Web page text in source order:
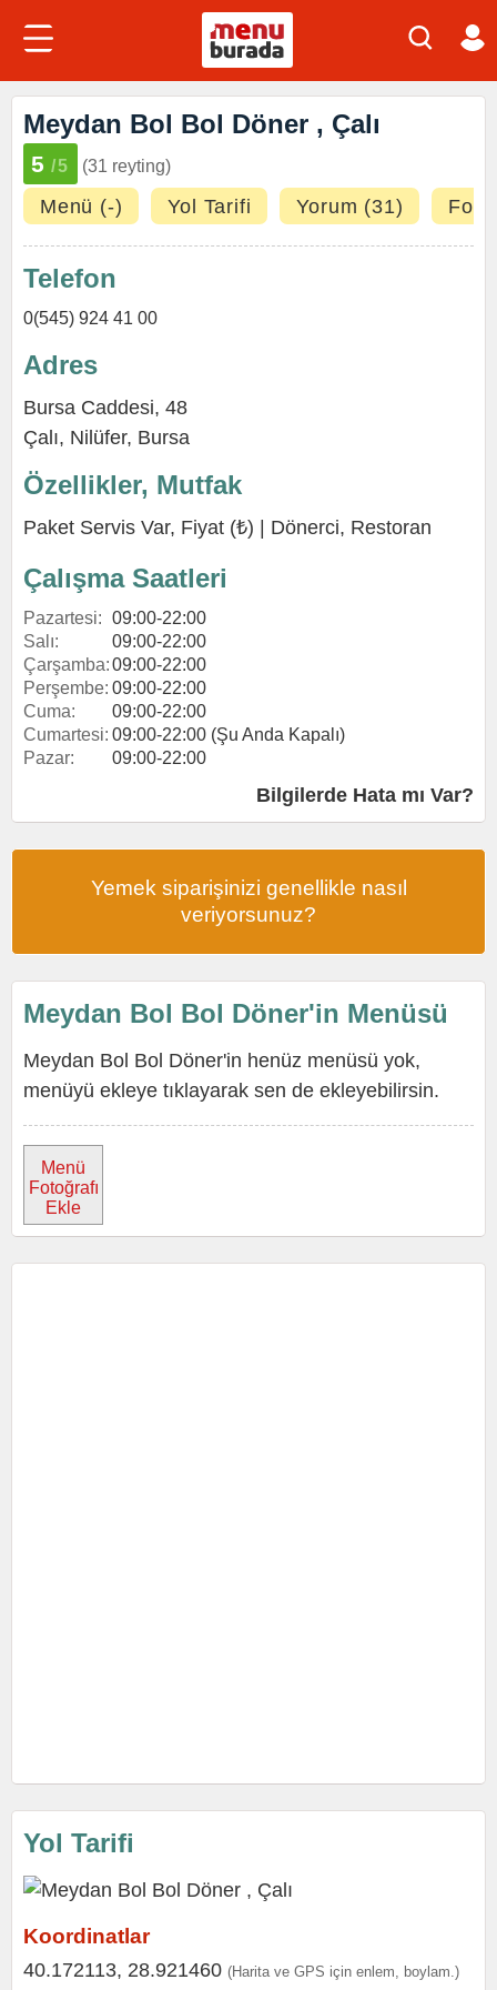
Meydan Bol Bol Döner , Çalı
5 /5 (31 reyting)
Menü (-) Yol Tarifi Yorum (31)
Telefon
0(545) 924 41 00
Adres
Bursa Caddesi, 48
Çalı, Nilüfer, Bursa
Özellikler, Mutfak
Paket Servis Var, Fiyat (₺) | Dönerci, Restoran
Çalışma Saatleri
Pazartesi: 09:00-22:00
Salı:
09:00-22:00
Çarşamba:09:00-22:00
Perşembe: 09:00-22:00
Cuma:
09:00-22:00
Cumartesi: 09:00-22:00 (Şu Anda Kapalı)
Pazar:
09:00-22:00
Bilgilerde Hata mı Var?
Yemek siparişinizi genellikle nasıl
veriyorsunuz?
Meydan Bol Bol Döner'in Menüsü
Meydan Bol Bol Döner'in henüz menüsü yok,
menüyü ekleye tıklayarak sen de ekleyebilirsin.
Menü
Fotoğrafı
Ekle
Yol Tarifi
Koordinatlar
40.172113, 28.921460 (Harita ve GPS için enlem, boylam.)